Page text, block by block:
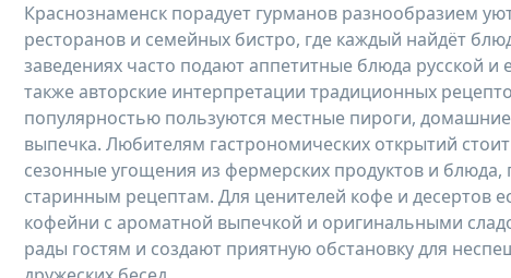
Краснознаменск порадует гурманов разнообразием
ресторанов и семейных бистро, где каждый найдёт
заведениях часто подают аппетитные блюда русской и
также авторские интерпретации традиционных
популярностью пользуются местные пироги,
выпечка. Любителям гастрономических открытий
сезонные угощения из фермерских продуктов и блюда,
старинным рецептам. Для ценителей кофе и десертов
кофейни с ароматной выпечкой и оригинальными
рады гостям и создают приятную обстановку для